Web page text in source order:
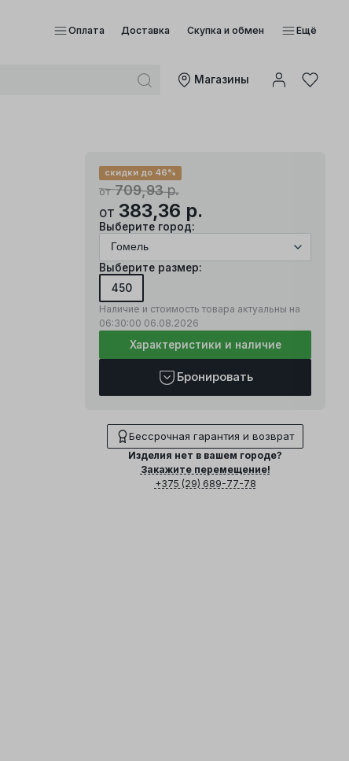
Оплата Доставка Скупка и обмен Ещё
Mагазины
от709,93р.
скидки до 46%
от 383,36 р.
Выберите город:
Выберите размер:
450
Наличие и стоимость товара актуальны на
06:30:00 06.08.2026
Характеристики и наличие
Бронировать
Бессрочная гарантия и возврат
Изделия нет в вашем городе?
Закажите перемещение!
+375 (29) 689-77-78